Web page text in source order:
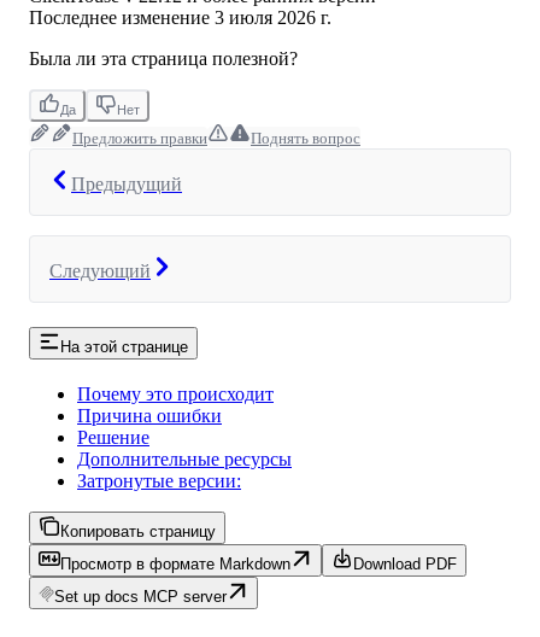
Последнее изменение 3 июля 2026 г.
Была ли эта страница полезной?
Да Нет
Предложить правки Поднять вопрос
Предыдущий
Следующий
На этой странице
Почему это происходит
Причина ошибки
Решение
Дополнительные ресурсы
Затронутые версии:
Копировать страницу
Просмотр в формате Markdown
Download PDF
Set up docs MCP server